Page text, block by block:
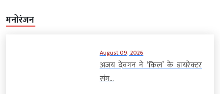
मनोरंजन
August 09, 2026
अजय देवगन ने ‘किल’ के डायरेक्टर
संग...